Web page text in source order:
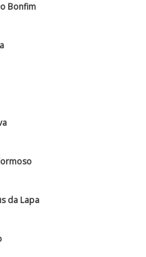
Bonfim
da Lapa